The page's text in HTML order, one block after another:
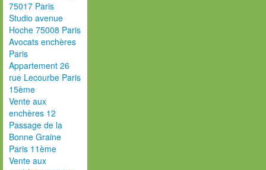
75017 Paris
Studio avenue
Hoche 75008 Paris
Avocats enchères
Paris
Appartement 26
rue Lecourbe Paris
15ème
Vente aux
enchères 12
Passage de la
Bonne Graine
Paris 11ème
Vente aux